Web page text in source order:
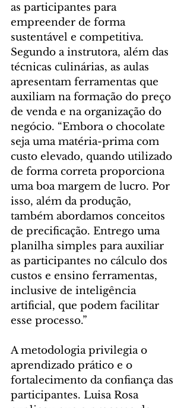
as participantes para
empreender de forma
sustentável e competitiva.
Segundo a instrutora, além das
técnicas culinárias, as aulas
apresentam ferramentas que
auxiliam na formação do preço
de venda e na organização do
negócio. “Embora o chocolate
seja uma matéria-prima com
custo elevado, quando utilizado
de forma correta proporciona
uma boa margem de lucro. Por
isso, além da produção,
também abordamos conceitos
de precificação. Entrego uma
planilha simples para auxiliar
as participantes no cálculo dos
custos e ensino ferramentas,
inclusive de inteligência
artificial, que podem facilitar
esse processo.”
A metodologia privilegia o
aprendizado prático e o
fortalecimento da confiança das
participantes. Luisa Rosa